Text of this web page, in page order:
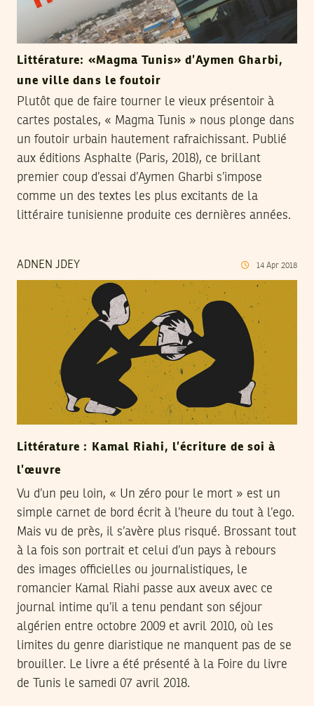
Littérature: «Magma Tunis» d’Aymen Gharbi,
une ville dans le foutoir
Plutôt que de faire tourner le vieux présentoir à
cartes postales, « Magma Tunis » nous plonge dans
un foutoir urbain hautement rafraichissant. Publié
aux éditions Asphalte (Paris, 2018), ce brillant
premier coup d’essai d’Aymen Gharbi s’impose
comme un des textes les plus excitants de la
littéraire tunisienne produite ces dernières années.
ADNEN JDEY 14 Apr 2018
Littérature : Kamal Riahi, l’écriture de soi à
l’œuvre
Vu d’un peu loin, « Un zéro pour le mort » est un
simple carnet de bord écrit à l’heure du tout à l’ego.
Mais vu de près, il s’avère plus risqué. Brossant tout
à la fois son portrait et celui d’un pays à rebours
des images officielles ou journalistiques, le
romancier Kamal Riahi passe aux aveux avec ce
journal intime qu’il a tenu pendant son séjour
algérien entre octobre 2009 et avril 2010, où les
limites du genre diaristique ne manquent pas de se
brouiller. Le livre a été présenté à la Foire du livre
de Tunis le samedi 07 avril 2018.